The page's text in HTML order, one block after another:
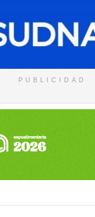
PUBLICIDAD